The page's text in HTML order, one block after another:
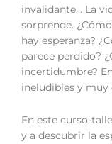
invalidante… La
sorprende.
hay esperanza?
parece perdido?
incertidumbre?
ineludibles y muy
En este curso-
y a descubrir la